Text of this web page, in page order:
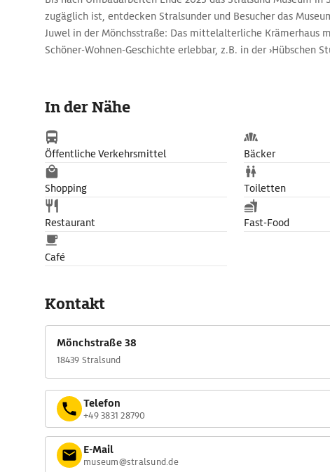
zugäglich ist, entdecken Stralsunder und Besucher das
Juwel in der Mönchsstraße: Das mittelalterliche Krämerhaus
Schöner-Wohnen-­Geschichte erlebbar, z.B. in der ›Hübschen
In der Nähe
Öffentliche Verkehrsmittel Bäcker
Shopping Toiletten
Restaurant Fast-Food
Café
Kontakt
Mönchstraße 38
18439 Stralsund
Telefon
+49 3831 28790
E-Mail
museum@stralsund.de